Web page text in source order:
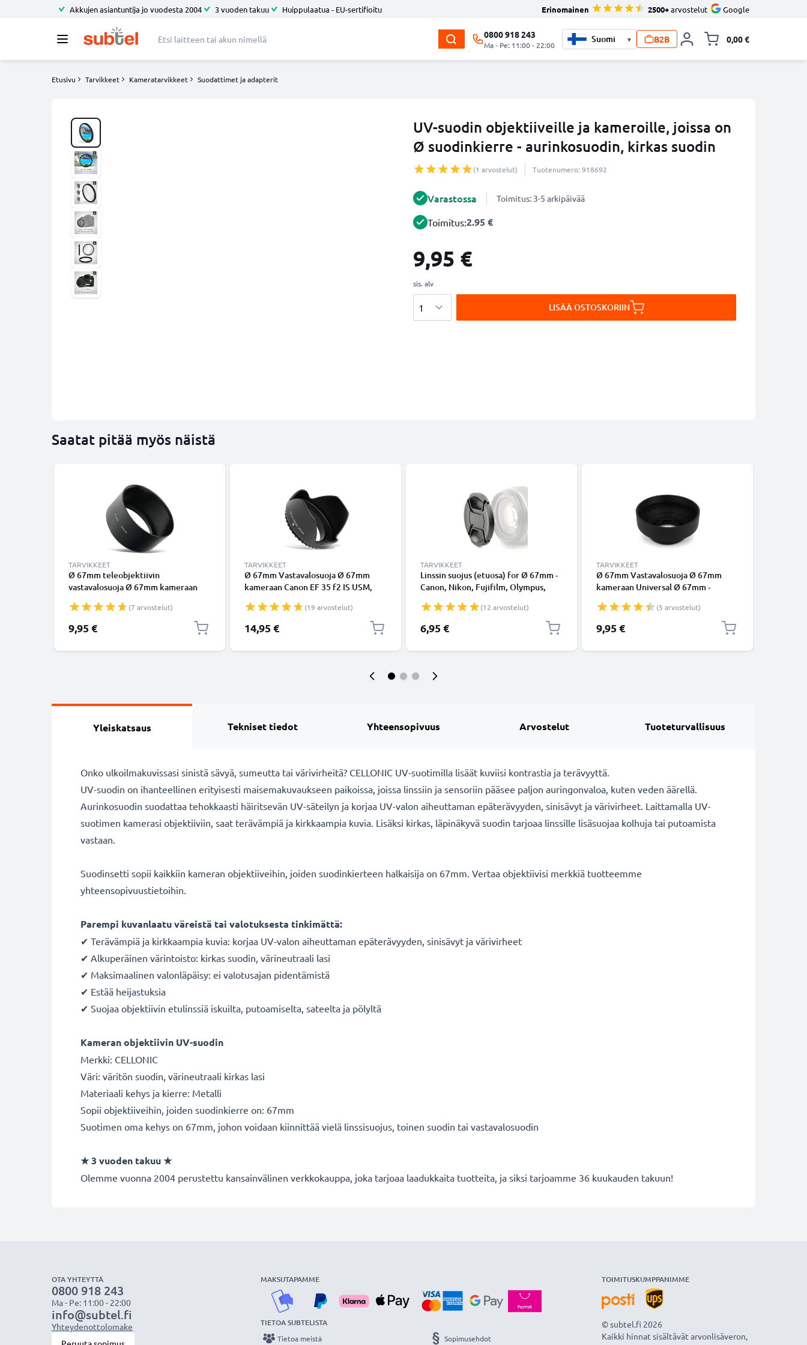
Akkujen asiantuntija jo vuodesta 2004 3 vuoden takuu Huippulaatua - EU-sertifioitu Erinomainen 2500+arvostelut Google
0800 918 243
Ma - Pe: 11:00 - 22:00
▾ B2B 0,00 €
Etusivu Tarvikkeet Kameratarvikkeet Suodattimet ja adapterit
UV-suodin objektiiveille ja kameroille, joissa on
Ø suodinkierre - aurinkosuodin, kirkas suodin
(1 arvostelut) Tuotenumero: 918692
Varastossa Toimitus: 3-5 arkipäivää
Toimitus:2.95 €
9,95 €
sis. alv
LISÄÄ OSTOSKORIIN
Saatat pitää myös näistä
TARVIKKEET
Ø 67mm teleobjektiivin
vastavalosuoja Ø 67mm kameraan
suodinkierteeseen kiinnitettävä
pyöreä vastavalosuoja tuotemerkiltä
CELLONIC
(7 arvostelut)
9,95 €
TARVIKKEET
Ø 67mm Vastavalosuoja Ø 67mm
kameraan Canon EF 35 f2 IS USM,
suodinkierteeseen kiinnitettävä
kukkamalli / tulppaani / terälehti
vastavalosuoja tuotemerkiltä
(19 arvostelut)
14,95 €
TARVIKKEET
Linssin suojus (etuosa) for Ø 67mm -
Canon, Nikon, Fujifilm, Olympus,
Inside handle / Central Pinch Suojus
Kansi
(12 arvostelut)
6,95 €
TARVIKKEET
Ø 67mm Vastavalosuoja Ø 67mm
kameraan Universal Ø 67mm -
pehmeä / taitettava vastavalosuoja
tuotemerkiltä CELLONIC
(5 arvostelut)
9,95 €
Yleiskatsaus Tekniset tiedot Yhteensopivuus Arvostelut Tuoteturvallisuus
Onko ulkoilmakuvissasi sinistä sävyä, sumeutta tai värivirheitä? CELLONIC UV-suotimilla lisäät kuviisi kontrastia ja terävyyttä.
UV-suodin on ihanteellinen erityisesti maisemakuvaukseen paikoissa, joissa linssiin ja sensoriin pääsee paljon auringonvaloa, kuten veden äärellä.
Aurinkosuodin suodattaa tehokkaasti häiritsevän UV-säteilyn ja korjaa UV-valon aiheuttaman epäterävyyden, sinisävyt ja värivirheet. Laittamalla UV-
suotimen kamerasi objektiiviin, saat terävämpiä ja kirkkaampia kuvia. Lisäksi kirkas, läpinäkyvä suodin tarjoaa linssille lisäsuojaa kolhuja tai putoamista
vastaan.
Suodinsetti sopii kaikkiin kameran objektiiveihin, joiden suodinkierteen halkaisija on 67mm. Vertaa objektiivisi merkkiä tuotteemme
yhteensopivuustietoihin.
Parempi kuvanlaatu väreistä tai valotuksesta tinkimättä:
✔ Terävämpiä ja kirkkaampia kuvia: korjaa UV-valon aiheuttaman epäterävyyden, sinisävyt ja värivirheet
✔ Alkuperäinen värintoisto: kirkas suodin, värineutraali lasi
✔ Maksimaalinen valonläpäisy: ei valotusajan pidentämistä
✔ Estää heijastuksia
✔ Suojaa objektiivin etulinssiä iskuilta, putoamiselta, sateelta ja pölyltä
Kameran objektiivin UV-suodin
Merkki: CELLONIC
Väri: väritön suodin, värineutraali kirkas lasi
Materiaali kehys ja kierre: Metalli
Sopii objektiiveihin, joiden suodinkierre on: 67mm
Suotimen oma kehys on 67mm, johon voidaan kiinnittää vielä linssisuojus, toinen suodin tai vastavalosuodin
★ 3 vuoden takuu ★
Olemme vuonna 2004 perustettu kansainvälinen verkkokauppa, joka tarjoaa laadukkaita tuotteita, ja siksi tarjoamme 36 kuukauden takuun!
OTA YHTEYTTÄ
0800 918 243
Ma - Pe: 11:00 - 22:00
info@subtel.fi
Yhteydenottolomake
MAKSUTAPAMME
TIETOA SUBTELISTA
Tietoa meistä Sopimusehdot
TOIMITUSKUMPPANIMME
© subtel.fi 2026
Kaikki hinnat sisältävät arvonlisäveron,